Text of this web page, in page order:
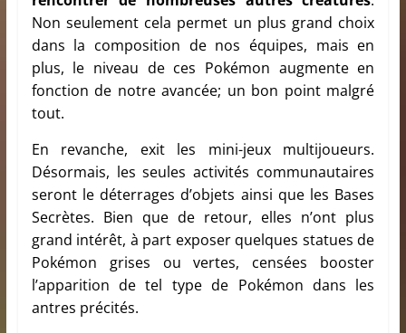
Non seulement cela permet un plus grand choix
dans la composition de nos équipes, mais en
plus, le niveau de ces Pokémon augmente en
fonction de notre avancée; un bon point malgré
tout.
En revanche, exit les mini-jeux multijoueurs.
Désormais, les seules activités communautaires
seront le déterrages d’objets ainsi que les Bases
Secrètes. Bien que de retour, elles n’ont plus
grand intérêt, à part exposer quelques statues de
Pokémon grises ou vertes, censées booster
l’apparition de tel type de Pokémon dans les
antres précités.